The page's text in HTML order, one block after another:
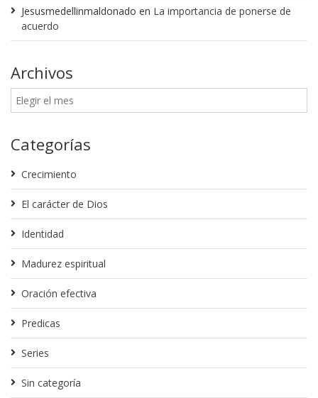
Jesusmedellinmaldonado en La importancia de ponerse de
acuerdo
Archivos
Categorías
Crecimiento
El carácter de Dios
Identidad
Madurez espiritual
Oración efectiva
Predicas
Series
Sin categoría